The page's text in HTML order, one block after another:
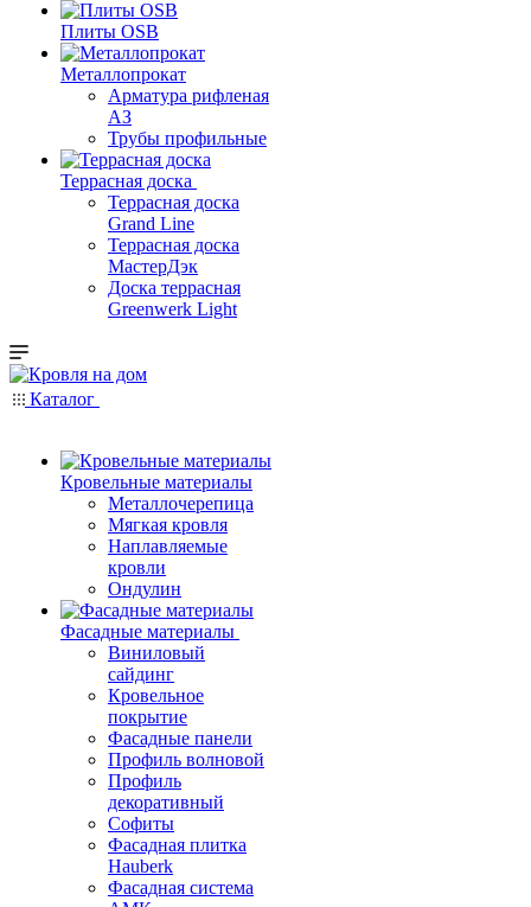
Плиты OSB
Металлопрокат
Арматура рифленая
АЗ
Трубы профильные
Террасная доска
Террасная доска
Grand Line
Террасная доска
МастерДэк
Доска террасная
Greenwerk Light
Каталог
Кровельные материалы
Металлочерепица
Мягкая кровля
Наплавляемые
кровли
Ондулин
Фасадные материалы
Виниловый
сайдинг
Кровельное
покрытие
Фасадные панели
Профиль волновой
Профиль
декоративный
Софиты
Фасадная плитка
Hauberk
Фасадная система